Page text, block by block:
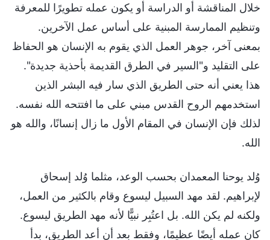
خلال المناقشة أو الدراسة أو يكون عمله تطويرًا للمعرفة
وتنظيم الممارسة المبنية على أساس عمل الآخرين.
بمعنى آخر، جوهر العمل الذي يقوم به الإنسان هو الحفاظ
على التقليد و"السير في الطرق القديمة بأحذية جديدة".
هذا يعني أنه حتى الطريق الذي سار فيه البشر الذين
استخدمهم الروح القدس مبني على ما افتتحه الله نفسه.
لذلك فإن الإنسان في المقام الأول ما زال إنسانًا، والله هو
الله.
وُلد يوحنا المعمدان بحسب الوعد، مثلما وُلد إسحاق
لإبراهيم. لقد مهد السبيل ليسوع وقام بالكثير من العمل،
ولكنه لم يكن الله. بل اعتُبِر نبيًّا لأنه مهد الطريق ليسوع.
كان عمله أيضًا عظيمًا، وفقط بعد أن أعد الطريق، بدأ